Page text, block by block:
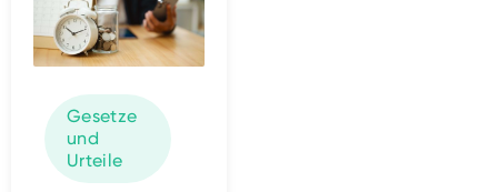
Gesetze
und
Urteile